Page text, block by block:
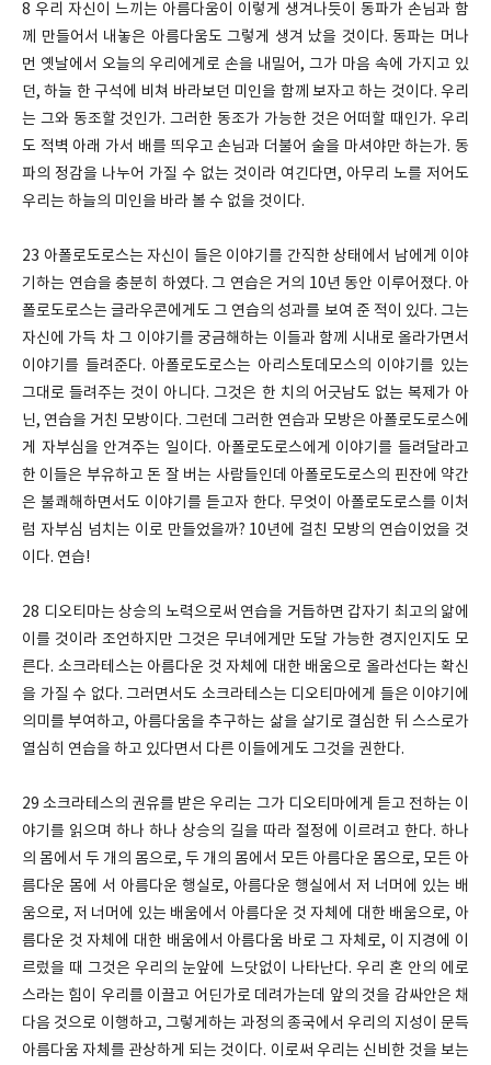
8 우리 자신이 느끼는 아름다움이 이렇게 생겨나듯이 동파가 손님과 함
께 만들어서 내놓은 아름다움도 그렇게 생겨 났을 것이다. 동파는 머나
먼 옛날에서 오늘의 우리에게로 손을 내밀어, 그가 마음 속에 가지고 있
던, 하늘 한 구석에 비쳐 바라보던 미인을 함께 보자고 하는 것이다. 우리
는 그와 동조할 것인가. 그러한 동조가 가능한 것은 어떠할 때인가. 우리
도 적벽 아래 가서 배를 띄우고 손님과 더불어 술을 마셔야만 하는가. 동
파의 정감을 나누어 가질 수 없는 것이라 여긴다면, 아무리 노를 저어도
우리는 하늘의 미인을 바라 볼 수 없을 것이다.
23 아폴로도로스는 자신이 들은 이야기를 간직한 상태에서 남에게 이야
기하는 연습을 충분히 하였다. 그 연습은 거의 10년 동안 이루어졌다. 아
폴로도로스는 글라우콘에게도 그 연습의 성과를 보여 준 적이 있다. 그는
자신에 가득 차 그 이야기를 궁금해하는 이들과 함께 시내로 올라가면서
이야기를 들려준다. 아폴로도로스는 아리스토데모스의 이야기를 있는
그대로 들려주는 것이 아니다. 그것은 한 치의 어긋남도 없는 복제가 아
닌, 연습을 거친 모방이다. 그런데 그러한 연습과 모방은 아폴로도로스에
게 자부심을 안겨주는 일이다. 아폴로도로스에게 이야기를 들려달라고
한 이들은 부유하고 돈 잘 버는 사람들인데 아폴로도로스의 핀잔에 약간
은 불쾌해하면서도 이야기를 듣고자 한다. 무엇이 아폴로도로스를 이처
럼 자부심 넘치는 이로 만들었을까? 10년에 걸친 모방의 연습이었을 것
이다. 연습!
28 디오티마는 상승의 노력으로써 연습을 거듭하면 갑자기 최고의 앎에
이를 것이라 조언하지만 그것은 무녀에게만 도달 가능한 경지인지도 모
른다. 소크라테스는 아름다운 것 자체에 대한 배움으로 올라선다는 확신
을 가질 수 없다. 그러면서도 소크라테스는 디오티마에게 들은 이야기에
의미를 부여하고, 아름다움을 추구하는 삶을 살기로 결심한 뒤 스스로가
열심히 연습을 하고 있다면서 다른 이들에게도 그것을 권한다.
29 소크라테스의 권유를 받은 우리는 그가 디오티마에게 듣고 전하는 이
야기를 읽으며 하나 하나 상승의 길을 따라 절정에 이르려고 한다. 하나
의 몸에서 두 개의 몸으로, 두 개의 몸에서 모든 아름다운 몸으로, 모든 아
름다운 몸에 서 아름다운 행실로, 아름다운 행실에서 저 너머에 있는 배
움으로, 저 너머에 있는 배움에서 아름다운 것 자체에 대한 배움으로, 아
름다운 것 자체에 대한 배움에서 아름다움 바로 그 자체로, 이 지경에 이
르렀을 때 그것은 우리의 눈앞에 느닷없이 나타난다. 우리 혼 안의 에로
스라는 힘이 우리를 이끌고 어딘가로 데려가는데 앞의 것을 감싸안은 채
다음 것으로 이행하고, 그렇게하는 과정의 종국에서 우리의 지성이 문득
아름다움 자체를 관상하게 되는 것이다. 이로써 우리는 신비한 것을 보는